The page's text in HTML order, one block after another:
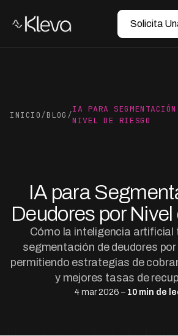
Solicita
INICIO/BLOG /
IA PARA
NIVEL DE RIESGO
IA para
Deudores por
Cómo la inteligencia
segmentación de deudores por
permitiendo estrategias de
y mejores tasas de
4 mar 2026 – 10 min de